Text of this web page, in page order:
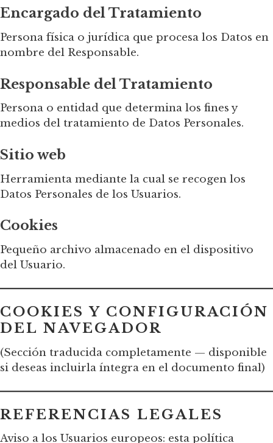
Encargado del Tratamiento
Persona física o jurídica que procesa los Datos en
nombre del Responsable.
Responsable del Tratamiento
Persona o entidad que determina los fines y
medios del tratamiento de Datos Personales.
Sitio web
Herramienta mediante la cual se recogen los
Datos Personales de los Usuarios.
Cookies
Pequeño archivo almacenado en el dispositivo
del Usuario.
COOKIES Y CONFIGURACIÓN
DEL NAVEGADOR
(Sección traducida completamente — disponible
si deseas incluirla íntegra en el documento final)
REFERENCIAS LEGALES
Aviso a los Usuarios europeos: esta política